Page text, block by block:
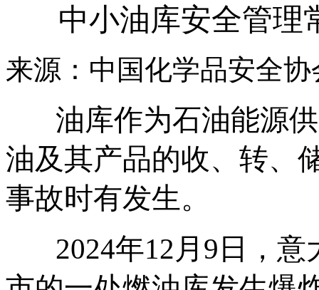
中小油库安全管理
来源：中国化学品安全协
油库作为石油能源供
油及其产品的收、转、
事故时有发生。
2024年12月9日，